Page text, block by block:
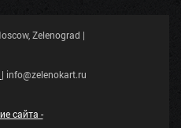
Zelenograd |
| info@zelenokart.ru
сайта -